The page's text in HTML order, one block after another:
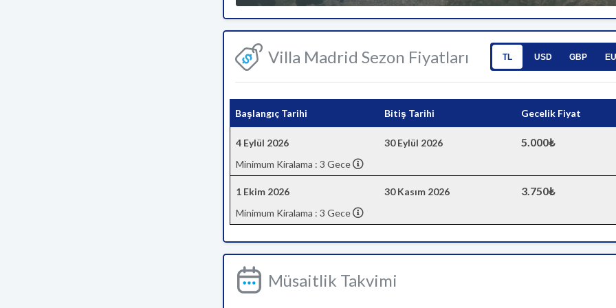
Villa Madrid Sezon Fiyatları TL USD GBP
Başlangıç Tarihi Bitiş Tarihi Gecelik Fiyat
4 Eylül 2026 30 Eylül 2026 5.000₺
Minimum Kiralama : 3 Gece
1 Ekim 2026 30 Kasım 2026 3.750₺
Minimum Kiralama : 3 Gece
Müsaitlik Takvimi